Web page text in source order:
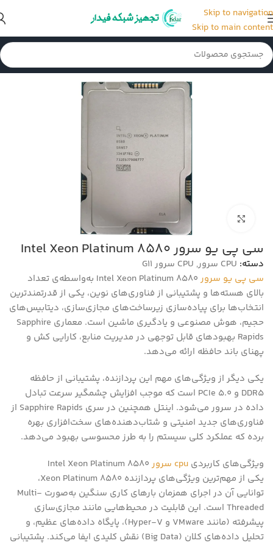
Skip to navigation
Skip to main content
خانه/CPU سرور /CPU سرور G11
بزرگنمایی تصویر
سی پی یو سرور Intel Xeon Platinum 8580
دسته: CPU سرور , CPU سرور G11
سی پی یو سرور
Intel Xeon Platinum 8580 به‌واسطه‌ی تعداد
بالای هسته‌ها و پشتیبانی از فناوری‌های نوین، یکی از قدرتمندترین
انتخاب‌ها برای پیاده‌سازی زیرساخت‌های مجازی‌سازی، دیتابیس‌های
حجیم، هوش مصنوعی و یادگیری ماشین است. معماری Sapphire
Rapids بهبودهای قابل توجهی در مدیریت منابع، کارایی کش و
پهنای باند حافظه ارائه می‌دهد.
یکی دیگر از ویژگی‌های مهم این پردازنده، پشتیبانی از حافظه
DDR5 و PCIe 5.0 است که موجب افزایش چشمگیر سرعت تبادل
داده در سرور می‌شود. اینتل همچنین در سری Sapphire Rapids از
فناوری‌های جدید امنیتی و شتاب‌دهنده‌های سخت‌افزاری بهره
برده که عملکرد کلی سیستم را به طرز محسوسی بهبود می‌دهد.
ویژگی‌های کاربردی cpu سرور
یکی از مهم‌ترین ویژگی‌های پردازنده Xeon Platinum 8580،
توانایی آن در اجرای همزمان بارهای کاری سنگین به‌صورت Multi-
Threaded است. این قابلیت در محیط‌هایی مانند مجازی‌سازی
پیشرفته (مانند VMware و Hyper-V)، پایگاه‌ داده‌های عظیم، و
تحلیل داده‌های کلان (Big Data) نقش کلیدی ایفا می‌کند. پشتیبانی